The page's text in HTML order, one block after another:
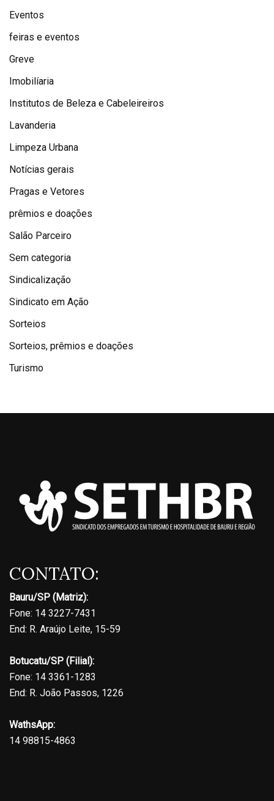
Eventos
feiras e eventos
Greve
Imobilíaria
Institutos de Beleza e Cabeleireiros
Lavanderia
Limpeza Urbana
Notícias gerais
Pragas e Vetores
prêmios e doações
Salão Parceiro
Sem categoria
Sindicalização
Sindicato em Ação
Sorteios
Sorteios, prêmios e doações
Turismo
CONTATO:
Bauru/SP (Matriz):
Fone: 14 3227-7431
End: R. Araújo Leite, 15-59
Botucatu/SP (Filial):
Fone: 14 3361-1283
End: R. João Passos, 1226
WathsApp:
14 98815-4863